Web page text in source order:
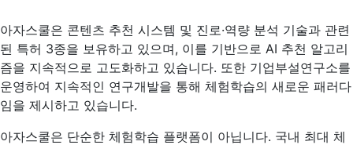
아자스쿨은 콘텐츠 추천 시스템 및 진로·역량 분석 기술과 관련
된 특허 3종을 보유하고 있으며, 이를 기반으로 AI 추천 알고리
즘을 지속적으로 고도화하고 있습니다. 또한 기업부설연구소를
운영하여 지속적인 연구개발을 통해 체험학습의 새로운 패러다
임을 제시하고 있습니다.
아자스쿨은 단순한 체험학습 플랫폼이 아닙니다. 국내 최대 체